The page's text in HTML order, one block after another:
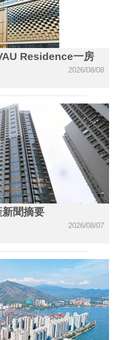
Residence一房
2026/08/08
聞摘要
2026/08/07